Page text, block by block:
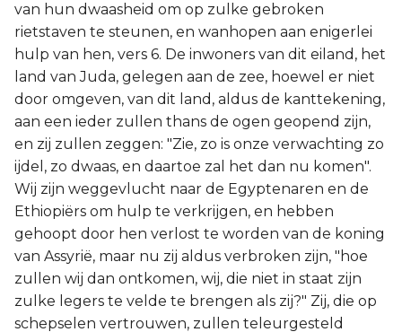
van hun dwaasheid om op zulke gebroken
rietstaven te steunen, en wanhopen aan enigerlei
hulp van hen, vers 6. De inwoners van dit eiland, het
land van Juda, gelegen aan de zee, hoewel er niet
door omgeven, van dit land, aldus de kanttekening,
aan een ieder zullen thans de ogen geopend zijn,
en zij zullen zeggen: "Zie, zo is onze verwachting zo
ijdel, zo dwaas, en daartoe zal het dan nu komen".
Wij zijn weggevlucht naar de Egyptenaren en de
Ethiopiërs om hulp te verkrijgen, en hebben
gehoopt door hen verlost te worden van de koning
van Assyrië, maar nu zij aldus verbroken zijn, "hoe
zullen wij dan ontkomen, wij, die niet in staat zijn
zulke legers te velde te brengen als zij?" Zij, die op
schepselen vertrouwen, zullen teleurgesteld